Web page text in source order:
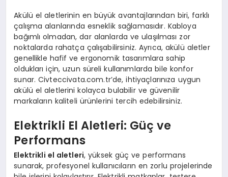
Akülü el aletlerinin en büyük avantajlarından biri, farklı
çalışma alanlarında esneklik sağlamasıdır. Kabloya
bağımlı olmadan, dar alanlarda ve ulaşılması zor
noktalarda rahatça çalışabilirsiniz. Ayrıca, akülü aletler
genellikle hafif ve ergonomik tasarımlara sahip
oldukları için, uzun süreli kullanımlarda bile konfor
sunar. Civteccivata.com.tr’de, ihtiyaçlarınıza uygun
akülü el aletlerini kolayca bulabilir ve güvenilir
markaların kaliteli ürünlerini tercih edebilirsiniz.
Elektrikli El Aletleri: Güç ve
Performans
Elektrikli el aletleri, yüksek güç ve performans
sunarak, profesyonel kullanıcıların en zorlu projelerinde